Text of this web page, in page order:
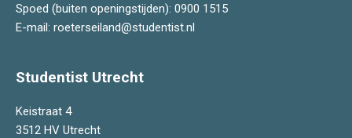
Spoed (buiten openingstijden): 0900 1515
E-mail: roeterseiland@studentist.nl
Studentist Utrecht
Keistraat 4
3512 HV Utrecht